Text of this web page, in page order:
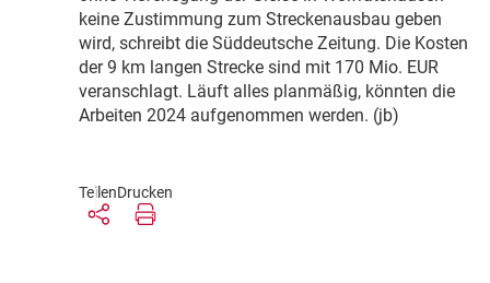
keine Zustimmung zum Streckenausbau geben
wird, schreibt die Süddeutsche Zeitung. Die Kosten
der 9 km langen Strecke sind mit 170 Mio. EUR
veranschlagt. Läuft alles planmäßig, könnten die
Arbeiten 2024 aufgenommen werden. (jb)
TeilenDrucken